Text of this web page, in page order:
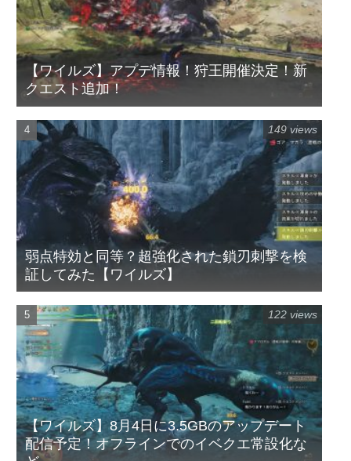
【ワイルズ】アプデ情報！狩王開催決定！新
クエスト追加！
弱点特効と同等？超強化された鎖刃刺撃を検
証してみた【ワイルズ】
149 views
【ワイルズ】8月4日に3.5GBのアップデート
配信予定！オフラインでのイベクエ常設化な
122 views